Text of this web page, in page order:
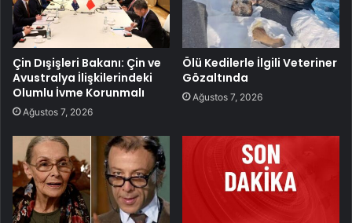
Çin Dışişleri Bakanı: Çin ve
Avustralya İlişkilerindeki
Olumlu İvme Korunmalı
Ağustos 7, 2026
Ölü Kedilerle İlgili Veteriner
Gözaltında
Ağustos 7, 2026